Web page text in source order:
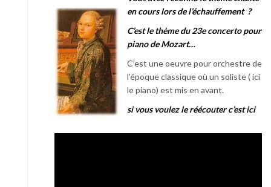
en cours lors de l’échauffement ?
C’est le thème du 23e concerto pour
piano de Mozart…
C’est une oeuvre pour orchestre de
l’époque classique où un soliste ( ici
le piano) est mis en avant.
si vous voulez le réécouter c’est ici